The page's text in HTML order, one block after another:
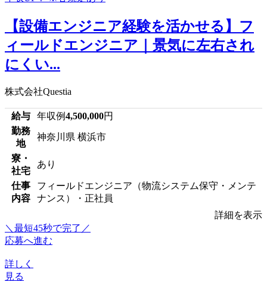
【設備エンジニア経験を活かせる】フ
ィールドエンジニア｜景気に左右され
にくい...
株式会社Questia
給与 年収例4,500,000円
勤務
地
神奈川県 横浜市
寮・
社宅
あり
仕事
内容
フィールドエンジニア（物流システム保守・メンテ
ナンス）・正社員
詳細を表示
＼最短45秒で完了／
応募へ進む
詳しく
見る